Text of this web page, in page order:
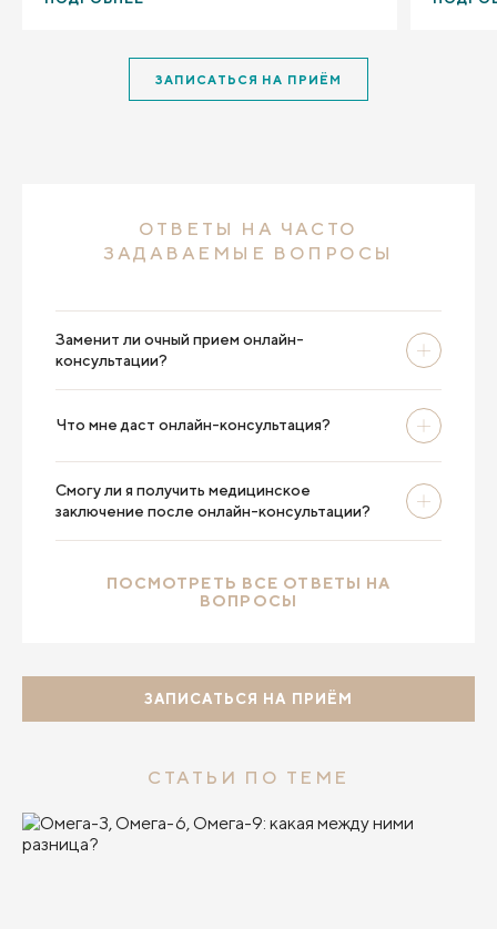
ЗАПИСАТЬСЯ НА ПРИЁМ
ОТВЕТЫ НА ЧАСТО
ЗАДАВАЕМЫЕ ВОПРОСЫ
Заменит ли очный прием онлайн-
консультации?
Что мне даст онлайн-консультация?
Смогу ли я получить медицинское
заключение после онлайн-консультации?
ПОСМОТРЕТЬ ВСЕ ОТВЕТЫ НА
ВОПРОСЫ
ЗАПИСАТЬСЯ НА ПРИЁМ
СТАТЬИ ПО ТЕМЕ